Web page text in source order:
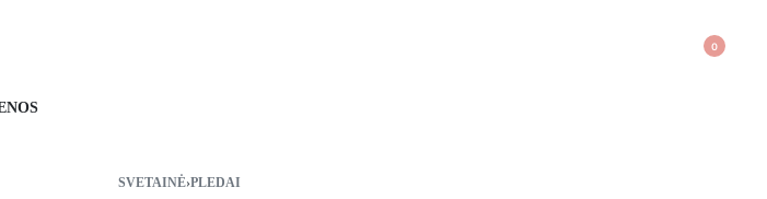
0
SVETAINĖ›PLEDAI